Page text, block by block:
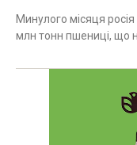
Минулого місяця
млн тонн пшениці, що